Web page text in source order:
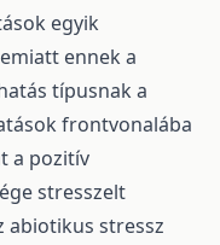
egyik
ennek a
típusnak a
frontvonalába
a pozitív
stresszelt
abiotikus stressz